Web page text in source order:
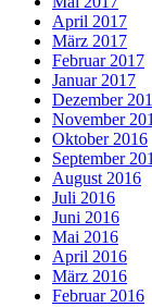
April 2017
März 2017
Februar 2017
Januar 2017
Dezember
November
Oktober 2016
September
August 2016
Juli 2016
Juni 2016
Mai 2016
April 2016
März 2016
Februar 2016